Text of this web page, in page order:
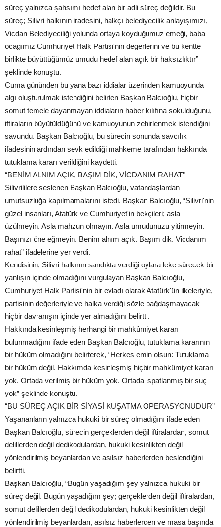
süreç yalnızca şahsımı hedef alan bir adli süreç değildir. Bu
süreç; Silivri halkının iradesini, halkçı belediyecilik anlayışımızı,
Vicdan Belediyeciliği yolunda ortaya koyduğumuz emeği, baba
ocağımız Cumhuriyet Halk Partisi'nin değerlerini ve bu kentte
birlikte büyüttüğümüz umudu hedef alan açık bir haksızlıktır”
şeklinde konuştu.
Cuma gününden bu yana bazı iddialar üzerinden kamuoyunda
algı oluşturulmak istendiğini belirten Başkan Balcıoğlu, hiçbir
somut temele dayanmayan iddiaların haber kılıfına sokulduğunu,
iftiraların büyütüldüğünü ve kamuoyunun zehirlenmek istendiğini
savundu. Başkan Balcıoğlu, bu sürecin sonunda savcılık
ifadesinin ardından sevk edildiği mahkeme tarafından hakkında
tutuklama kararı verildiğini kaydetti.
“BENİM ALNIM AÇIK, BAŞIM DİK, VİCDANIM RAHAT”
Silivrililere seslenen Başkan Balcıoğlu, vatandaşlardan
umutsuzluğa kapılmamalarını istedi. Başkan Balcıoğlu, “Silivri'nin
güzel insanları, Atatürk ve Cumhuriyet'in bekçileri; asla
üzülmeyin. Asla mahzun olmayın. Asla umudunuzu yitirmeyin.
Başınızı öne eğmeyin. Benim alnım açık. Başım dik. Vicdanım
rahat” ifadelerine yer verdi.
Kendisinin, Silivri halkının sandıkta verdiği oylara leke sürecek bir
yanlışın içinde olmadığını vurgulayan Başkan Balcıoğlu,
Cumhuriyet Halk Partisi'nin bir evladı olarak Atatürk'ün ilkeleriyle,
partisinin değerleriyle ve halka verdiği sözle bağdaşmayacak
hiçbir davranışın içinde yer almadığını belirtti.
Hakkında kesinleşmiş herhangi bir mahkûmiyet kararı
bulunmadığını ifade eden Başkan Balcıoğlu, tutuklama kararının
bir hüküm olmadığını belirterek, “Herkes emin olsun: Tutuklama
bir hüküm değil. Hakkımda kesinleşmiş hiçbir mahkûmiyet kararı
yok. Ortada verilmiş bir hüküm yok. Ortada ispatlanmış bir suç
yok” şeklinde konuştu.
“BU SÜREÇ AÇIK BİR SİYASİ KUŞATMA OPERASYONUDUR”
Yaşananların yalnızca hukuki bir süreç olmadığını ifade eden
Başkan Balcıoğlu, sürecin gerçeklerden değil iftiralardan, somut
delillerden değil dedikodulardan, hukuki kesinlikten değil
yönlendirilmiş beyanlardan ve asılsız haberlerden beslendiğini
belirtti.
Başkan Balcıoğlu, “Bugün yaşadığım şey yalnızca hukuki bir
süreç değil. Bugün yaşadığım şey; gerçeklerden değil iftiralardan,
somut delillerden değil dedikodulardan, hukuki kesinlikten değil
yönlendirilmiş beyanlardan, asılsız haberlerden ve masa başında